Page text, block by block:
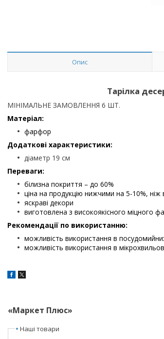
Опис
Тарілка
МІНІМАЛЬНЕ ЗАМОВЛЕННЯ 6 ШТ.
Матеріал:
фарфор
Додаткові характеристики:
діаметр 19 см
Переваги:
білизна покриття – до 60%
ціна на продукцію нижчими на 5-10%, ніж
яскраві декори
виготовлена з високоякісного міцного
Рекомендації по використанню:
можливість використання в
можливість використання в
«Маркет Плюс»
Наші товари